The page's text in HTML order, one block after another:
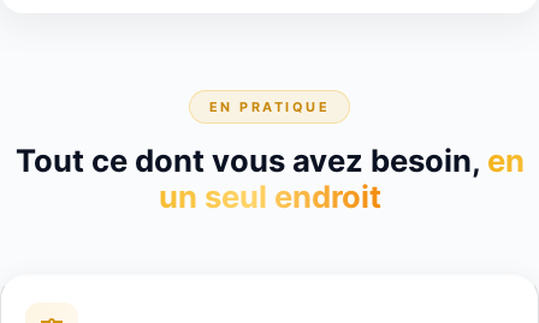
EN PRATIQUE
Tout ce dont vous avez besoin, en
un seul endroit